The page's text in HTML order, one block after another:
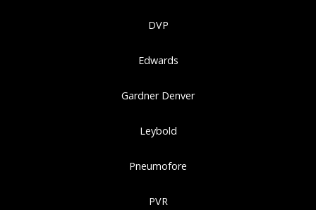
DVP
Edwards
Gardner Denver
Leybold
Pneumofore
PVR